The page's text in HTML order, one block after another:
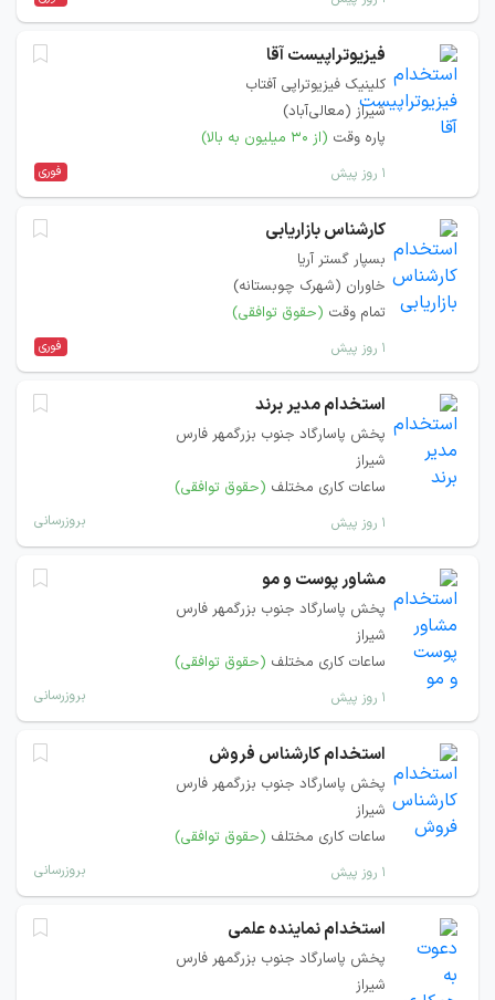
فیزیوتراپیست آقا
کلینیک فیزیوتراپی آفتاب
شیراز (معالی‌آباد)
پاره وقت (از ۳۰ میلیون به بالا)
۱ روز پیش فوری
کارشناس بازاریابی
بسپار گستر آریا
خاوران (شهرک چوبستانه)
تمام وقت (حقوق توافقی)
۱ روز پیش فوری
استخدام مدير برند
پخش پاسارگاد جنوب بزرگمهر فارس
شیراز
ساعات کاری مختلف (حقوق توافقی)
۱ روز پیش بروزرسانی
مشاور پوست و مو
پخش پاسارگاد جنوب بزرگمهر فارس
شیراز
ساعات کاری مختلف (حقوق توافقی)
۱ روز پیش بروزرسانی
استخدام کارشناس فروش
پخش پاسارگاد جنوب بزرگمهر فارس
شیراز
ساعات کاری مختلف (حقوق توافقی)
۱ روز پیش بروزرسانی
استخدام نماینده علمی
پخش پاسارگاد جنوب بزرگمهر فارس
شیراز